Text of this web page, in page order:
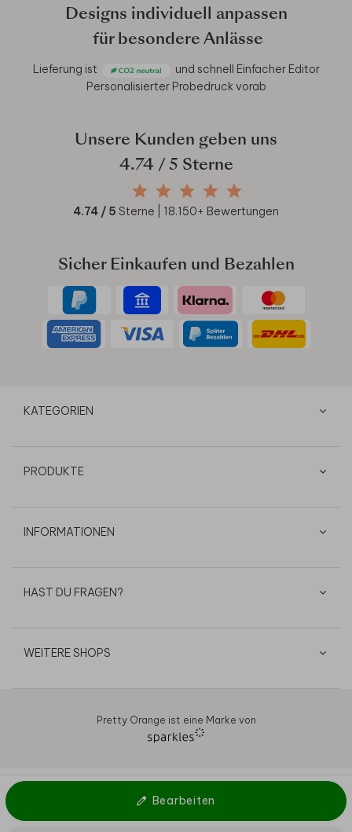
Bearbeiten
Designs individuell anpassen
für besondere Anlässe
Lieferung ist und schnell Einfacher Editor
Personalisierter Probedruck vorab
Unsere Kunden geben uns
4.74/ 5 Sterne
4.74 / 5 Sterne | 18.150+ Bewertungen
Sicher Einkaufen und Bezahlen
KATEGORIEN
PRODUKTE
INFORMATIONEN
HAST DU FRAGEN?
WEITERE SHOPS
Pretty Orange ist eine Marke von
AGB Datenschutz Cookies Impressum © 2026